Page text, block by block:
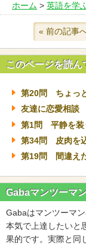
ホーム > 英語を学
« 前の記事
このページを読
第20問 ちょっ
友達に恋愛相談
第1問 平静を装
第34問 皮肉を
第19問 間違え
Gabaマンツーマ
Gabaはマンツーマ
本気で上達したいと
果的です。実際と同